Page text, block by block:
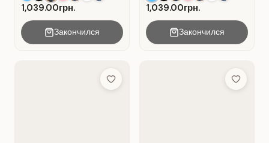
1,039.00грн.
Закончился
1,039.00грн.
Закончился
Add to Wish List Add to